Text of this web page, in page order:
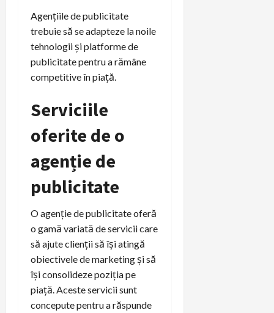
Agențiile de publicitate
trebuie să se adapteze la noile
tehnologii și platforme de
publicitate pentru a rămâne
competitive în piață.
Serviciile
oferite de o
agenție de
publicitate
O agenție de publicitate oferă
o gamă variată de servicii care
să ajute clienții să își atingă
obiectivele de marketing și să
își consolideze poziția pe
piață. Aceste servicii sunt
concepute pentru a răspunde